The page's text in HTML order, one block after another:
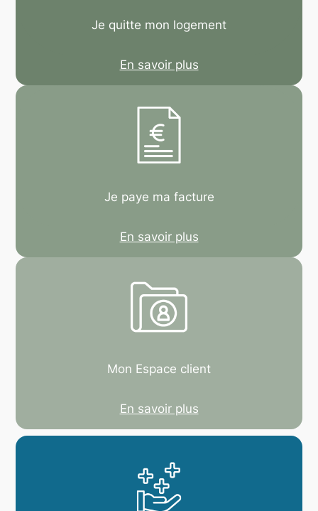
Je quitte mon logement
En savoir plus
Je paye ma facture
En savoir plus
Mon Espace client
En savoir plus